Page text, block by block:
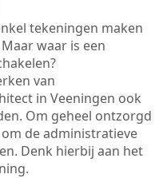
tekeningen maken
waar is een
van
in Veeningen ook
Om geheel ontzorgd
de administratieve
Denk hierbij aan het